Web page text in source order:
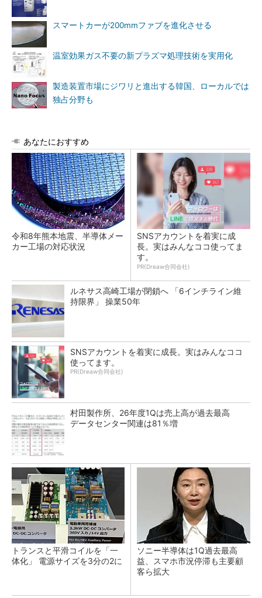
スマートカーが200mmファブを進化させる
温室効果ガス不要の新プラズマ処理技術を実用化
製造装置市場にジワリと進出する韓国、ローカルでは
独占分野も
あなたにおすすめ
令和8年熊本地震、半導体メー
カー工場の対応状況
SNSアカウントを着実に成
長。実はみんなココ使ってま
す。
PR(Dreaw合同会社)
ルネサス高崎工場が閉鎖へ 「6インチライン維
持限界」 操業50年
SNSアカウントを着実に成長。実はみんなココ
使ってます。
PR(Dreaw合同会社)
村田製作所、26年度1Qは売上高が過去最高
データセンター関連は81％増
トランスと平滑コイルを「一
体化」 電源サイズを3分の2に
ソニー半導体は1Q過去最高
益、スマホ市況停滞も主要顧
客ら拡大